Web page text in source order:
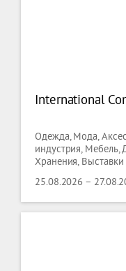
International
Одежда, Мода,
индустрия, Мебель,
Хранения,
25.08.2026 –